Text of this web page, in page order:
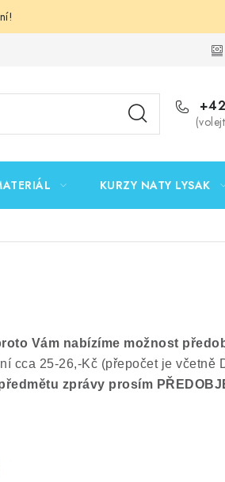
Podmínky
KURZY NATY LYSAK
Vám nabízíme možnost
cca 25-26,-Kč (přepočet je včetně
zprávy prosím